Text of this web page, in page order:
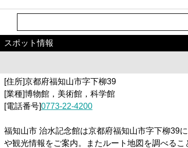
スポット情報
[住所]京都府福知山市字下柳39
[業種]博物館，美術館，科学館
[電話番号]0773-22-4200
福知山市 治水記念館は京都府福知山市字下柳39
や観光情報をご案内。またルート地図を調べるこ